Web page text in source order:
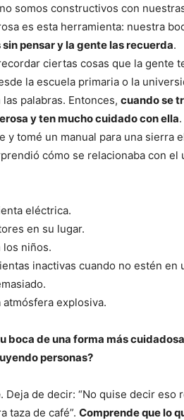
somos constructivos con
es esta herramienta: nuestra
pensar y la gente las recuerda.
ciertas cosas que la gente
la escuela primaria o la
palabras. Entonces, cuando se
y ten mucho cuidado con ella.
y tomé un manual para una sierra
cómo se relacionaba con el
eléctrica.
en su lugar.
los niños.
inactivas cuando no estén en
atmósfera explosiva.
boca de una forma más
personas?
. Deja de decir: “No quise decir eso
taza de café”. Comprende que lo